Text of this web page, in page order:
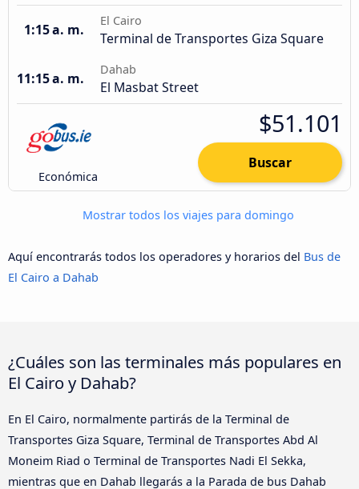
1:15 a. m.
El Cairo
Terminal de Transportes Giza Square
11:15 a. m.
Dahab
El Masbat Street
Económica
$51.101
Buscar
Mostrar todos los viajes para domingo
Aquí encontrarás todos los operadores y horarios del Bus de
El Cairo a Dahab
¿Cuáles son las terminales más populares en
El Cairo y Dahab?
En El Cairo, normalmente partirás de la Terminal de
Transportes Giza Square, Terminal de Transportes Abd Al
Moneim Riad o Terminal de Transportes Nadi El Sekka,
mientras que en Dahab llegarás a la Parada de bus Dahab